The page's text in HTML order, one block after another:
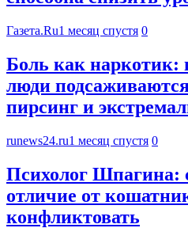
Газета.Ru1 месяц спустя 0
Боль как наркотик:
люди
пирсинг и
runews24.ru1 месяц спустя 0
Психолог Шпагина:
отличие от
конфликтовать